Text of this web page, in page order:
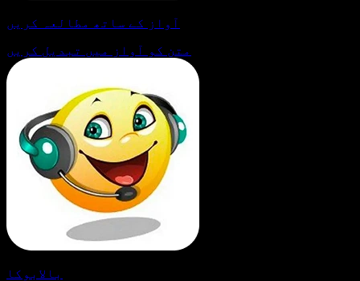
آواز کے ساتھ مطالعہ کریں
متن کو آواز میں تبدیل کریں
بالابوکا